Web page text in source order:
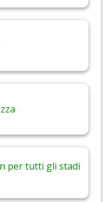
per tutti gli stadi